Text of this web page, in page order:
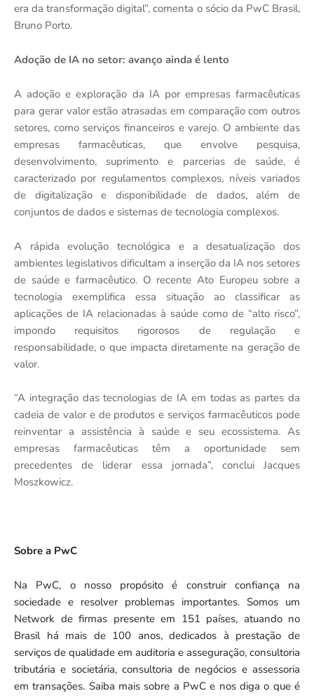
era da transformação digital”, comenta o sócio da PwC Brasil,
Bruno Porto.
Adoção de IA no setor: avanço ainda é lento
A adoção e exploração da IA por empresas farmacêuticas
para gerar valor estão atrasadas em comparação com outros
setores, como serviços financeiros e varejo. O ambiente das
empresas farmacêuticas, que envolve pesquisa,
desenvolvimento, suprimento e parcerias de saúde, é
caracterizado por regulamentos complexos, níveis variados
de digitalização e disponibilidade de dados, além de
conjuntos de dados e sistemas de tecnologia complexos.
A rápida evolução tecnológica e a desatualização dos
ambientes legislativos dificultam a inserção da IA nos setores
de saúde e farmacêutico. O recente Ato Europeu sobre a
tecnologia exemplifica essa situação ao classificar as
aplicações de IA relacionadas à saúde como de “alto risco”,
impondo requisitos rigorosos de regulação e
responsabilidade, o que impacta diretamente na geração de
valor.
“A integração das tecnologias de IA em todas as partes da
cadeia de valor e de produtos e serviços farmacêuticos pode
reinventar a assistência à saúde e seu ecossistema. As
empresas farmacêuticas têm a oportunidade sem
precedentes de liderar essa jornada”, conclui Jacques
Moszkowicz.
Sobre a PwC
Na PwC, o nosso propósito é construir confiança na
sociedade e resolver problemas importantes. Somos um
Network de firmas presente em 151 países, atuando no
Brasil há mais de 100 anos, dedicados à prestação de
serviços de qualidade em auditoria e asseguração, consultoria
tributária e societária, consultoria de negócios e assessoria
em transações. Saiba mais sobre a PwC e nos diga o que é